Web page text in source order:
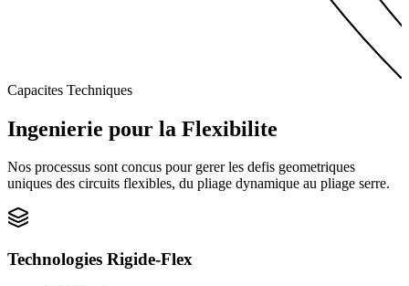
Capacites Techniques
Ingenierie pour la Flexibilite
Nos processus sont concus pour gerer les defis geometriques
uniques des circuits flexibles, du pliage dynamique au pliage serre.
Technologies Rigide-Flex